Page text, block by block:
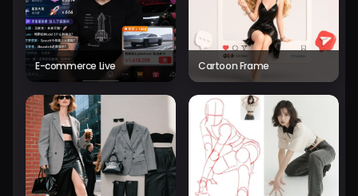
E-commerce Live Cartoon Frame